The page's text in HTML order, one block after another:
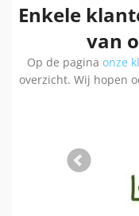
Enkele
van
Op de pagina onze
overzicht. Wij hopen